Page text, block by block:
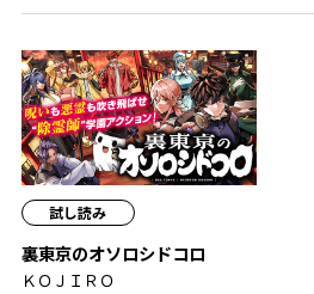
試し読み
裏東京のオソロシドコロ
ＫＯＪＩＲＯ